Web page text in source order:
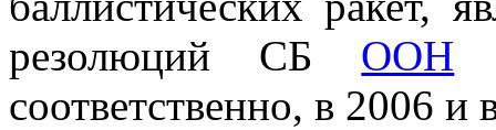
резолюций СБ ООН
соответственно, в 2006 и